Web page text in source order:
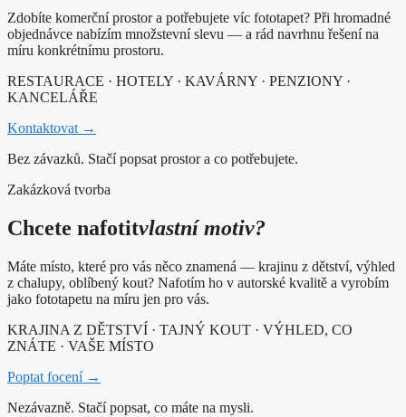
Zdobíte komerční prostor a potřebujete víc fototapet? Při hromadné
objednávce nabízím množstevní slevu — a rád navrhnu řešení na
míru konkrétnímu prostoru.
RESTAURACE · HOTELY · KAVÁRNY · PENZIONY ·
KANCELÁŘE
Kontaktovat →
Bez závazků. Stačí popsat prostor a co potřebujete.
Zakázková tvorba
Chcete nafotitvlastní motiv?
Máte místo, které pro vás něco znamená — krajinu z dětství, výhled
z chalupy, oblíbený kout? Nafotím ho v autorské kvalitě a vyrobím
jako fototapetu na míru jen pro vás.
KRAJINA Z DĚTSTVÍ · TAJNÝ KOUT · VÝHLED, CO
ZNÁTE · VAŠE MÍSTO
Poptat focení →
Nezávazně. Stačí popsat, co máte na mysli.